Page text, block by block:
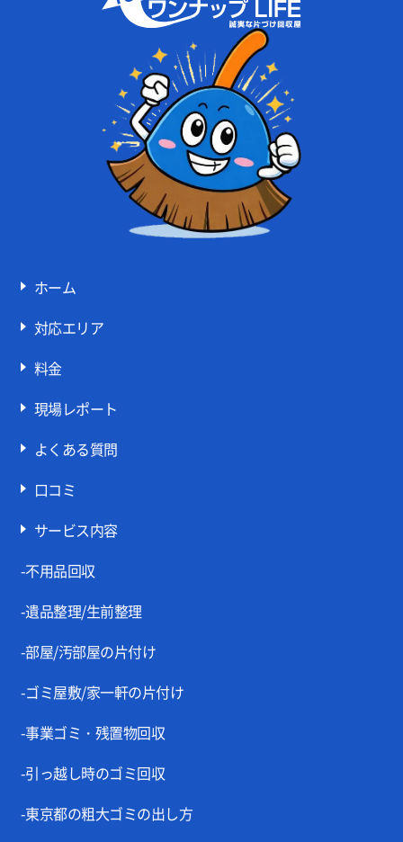
ホーム
対応エリア
料金
現場レポート
よくある質問
口コミ
サービス内容
-不用品回収
-遺品整理/生前整理
-部屋/汚部屋の片付け
-ゴミ屋敷/家一軒の片付け
-事業ゴミ・残置物回収
-引っ越し時のゴミ回収
-東京都の粗大ゴミの出し方